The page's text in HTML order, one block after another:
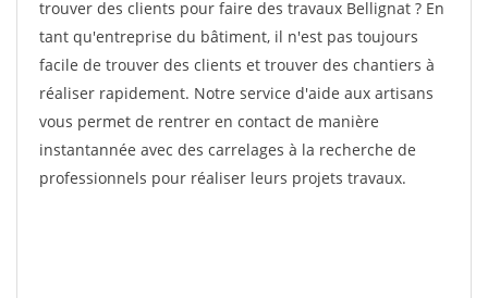
trouver des clients pour faire des travaux Bellignat ? En
tant qu'entreprise du bâtiment, il n'est pas toujours
facile de trouver des clients et trouver des chantiers à
réaliser rapidement. Notre service d'aide aux artisans
vous permet de rentrer en contact de manière
instantannée avec des carrelages à la recherche de
professionnels pour réaliser leurs projets travaux.